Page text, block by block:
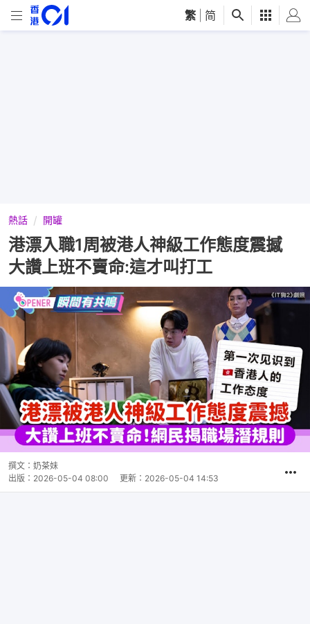
繁 简
熱話 開罐
港漂入職1周被港人神級工作態度震撼
大讚上班不賣命:這才叫打工
撰文： 奶茶妹
出版： 2026-05-04 08:00 更新： 2026-05-04 14:53